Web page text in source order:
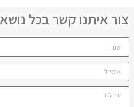
צור איתנו קשר בכל נושא